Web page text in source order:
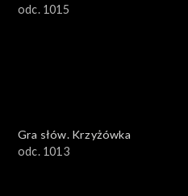
odc. 1015
Gra słów. Krzyżówka
odc. 1013